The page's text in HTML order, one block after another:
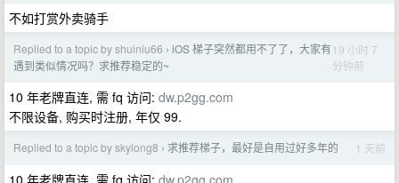
不如打赏外卖骑手
Replied to a topic by shuiniu66 › iOS 梯子突然都用不了了，大家有
遇到类似情况吗？求推荐稳定的~
19 小时 7
分钟前
10 年老牌直连, 需 fq 访问: dw.p2gg.com
不限设备, 购买时注册, 年仅 99.
Replied to a topic by skylong8 › 求推荐梯子，最好是自用过好多年的 1 天前
10 年老牌直连, 需 fq 访问: dw.p2gg.com